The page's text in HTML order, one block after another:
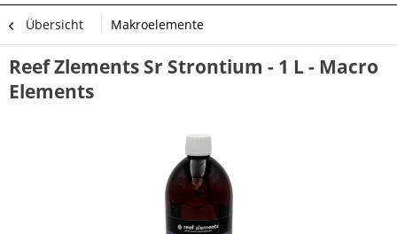
Übersicht Makroelemente
Reef Zlements Sr Strontium - 1 L - Macro
Elements